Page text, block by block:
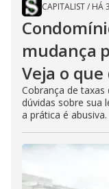
CAPITALIST/ HÁ
mudança
Veja o que
Cobrança de
dúvidas sobre sua
a prática é abusiva.